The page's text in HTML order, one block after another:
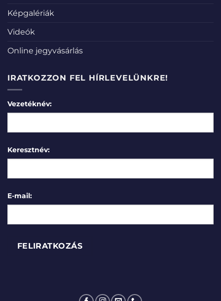
Képgalériák
Videók
Online jegyvásárlás
IRATKOZZON FEL HÍRLEVELÜNKRE!
Vezetéknév:
Keresztnév:
E-mail: